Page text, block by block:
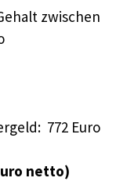
zwischen
772 Euro
netto)